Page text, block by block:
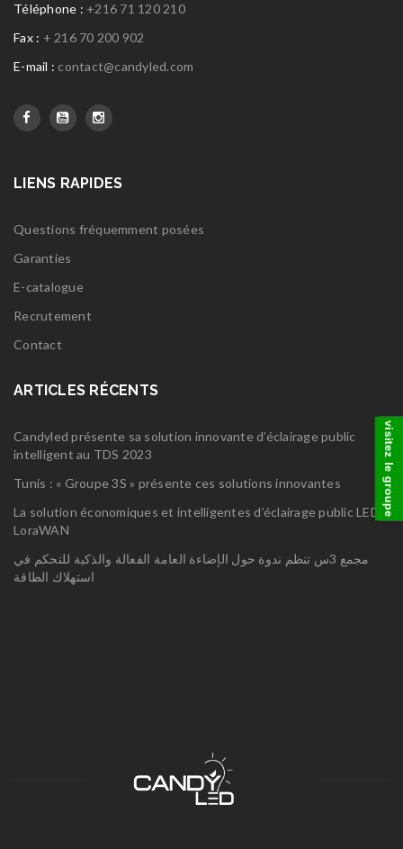
Téléphone : +216 71 120 210
Fax : + 216 70 200 902
E-mail : contact@candyled.com
LIENS RAPIDES
Questions fréquemment posées
Garanties
E-catalogue
Recrutement
Contact
ARTICLES RÉCENTS
Candyled présente sa solution innovante d’éclairage public
intelligent au TDS 2023
Tunis : « Groupe 3S » présente ces solutions innovantes
La solution économiques et intelligentes d’éclairage public LED
LoraWAN
مجمع 3س تنظم ندوة حول الإضاءة العامة الفعالة والذكية للتحكم في
استهلاك الطاقة
visitez le groupe